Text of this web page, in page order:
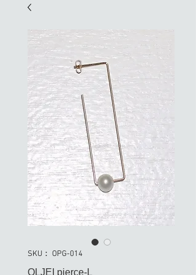
SKU： OPG-014
OLJEI pierce-L